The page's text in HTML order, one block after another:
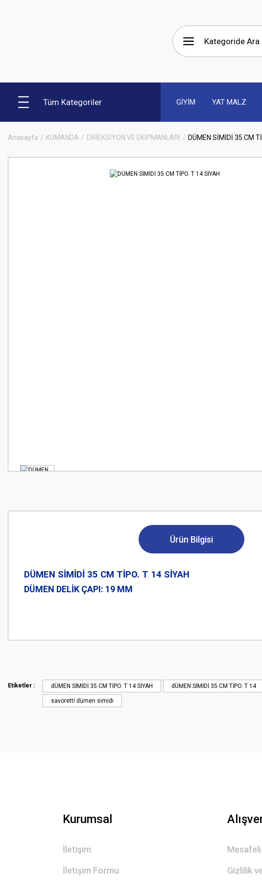
Tüm Kategoriler GİYİM YAT MALZ
Anasayfa KUMANDA DİREKSİYON VE EKİPMANLARI DÜMEN SİMİDİ 35 CM
Ürün Bilgisi
DÜMEN SİMİDİ 35 CM TİPO. T 14 SİYAH
DÜMEN DELİK ÇAPI: 19 MM
Görüş ve önerileriniz için teşekkür ederiz.
Ürün bilgilerinde hatalar bulunuyor.
Ürün fiyatı diğer sitelerden daha pahalı.
Etiketler : dÜMEN SİMİDİ 35 CM TİPO. T 14 SİYAH dÜMEN SİMİDİ 35 CM TİPO. T 14
savoretti dümen simidi
Kurumsal
İletişim
İletişim Formu
Mesafeli
Gizlilik